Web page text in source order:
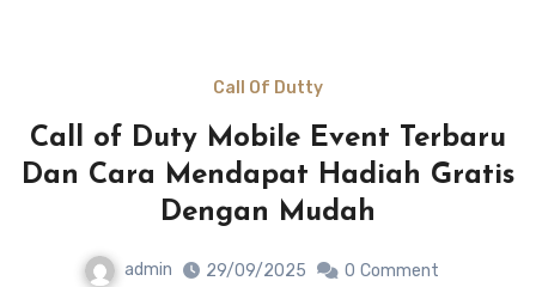
Call Of Dutty
Call of Duty Mobile Event Terbaru
Dan Cara Mendapat Hadiah Gratis
Dengan Mudah
admin 29/09/2025 0 Comment